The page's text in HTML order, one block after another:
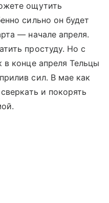
ощутить
сильно он будет
— начале апреля.
простуду. Но с
конце апреля Тельцы
сил. В мае как
и покорять